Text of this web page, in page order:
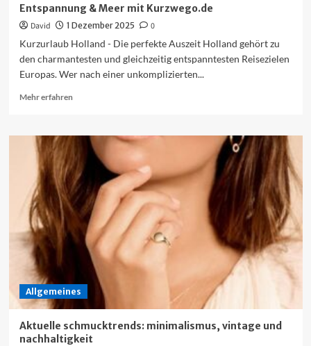
Entspannung & Meer mit Kurzwego.de
David 1 Dezember 2025
0
Kurzurlaub Holland - Die perfekte Auszeit Holland gehört zu
den charmantesten und gleichzeitig entspanntesten Reisezielen
Europas. Wer nach einer unkomplizierten...
Mehr erfahrenMehr
Entspannung
Meer
mit
Kurzwego.de
Allgemeines
Aktuelle schmucktrends: minimalismus, vintage und
nachhaltigkeit